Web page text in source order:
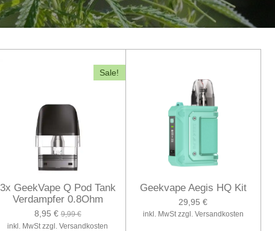
Sale!
3x GeekVape Q Pod Tank
Verdampfer 0.8Ohm
8,95 € 9,99 €
inkl. MwSt zzgl. Versandkosten
Geekvape Aegis HQ Kit
29,95 €
inkl. MwSt zzgl. Versandkosten